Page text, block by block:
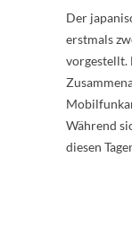
Der
erstmals
vorgestellt.
Während
diesen